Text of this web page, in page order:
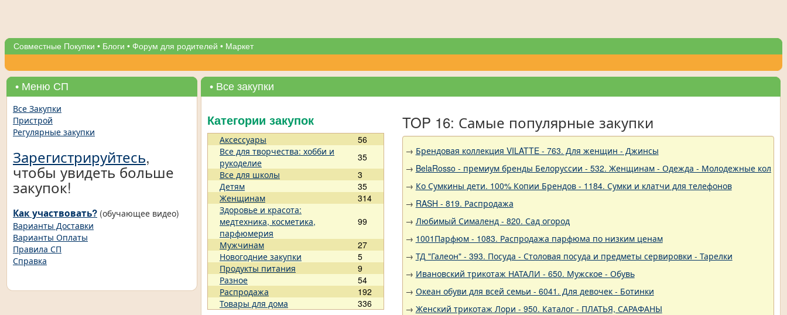
Совместные Покупки • Блоги • Форум для родителей • Маркет
• Меню СП
Все Закупки
Пристрой
Регулярные закупки
Зарегистрируйтесь,
чтобы увидеть больше
закупок!
Как участвовать? (обучающее видео)
Варианты Доставки
Варианты Оплаты
Правила СП
Справка
• Все закупки
Категории закупок
Аксессуары
56
Все для творчества: хобби и
рукоделие
35
Все для школы
3
Детям
35
Женщинам
314
Здоровье и красота:
медтехника, косметика,
парфюмерия
99
Мужчинам
27
Новогодние закупки
5
Продукты питания
9
Разное
54
Распродажа
192
Товары для дома
336
TOP 16: Самые популярные закупки
→ Брендовая коллекция VILATTE - 763. Для женщин - Джинсы
→ BelaRosso - премиум бренды Белоруссии - 532. Женщинам - Одежда - Молодежные
→ Ко Сумкины дети. 100% Копии Брендов - 1184. Сумки и клатчи для телефонов
→ RASH - 819. Распродажа
→ Любимый Сималенд - 820. Сад огород
→ 1001Парфюм - 1083. Распродажа парфюма по низким ценам
→ ТД "Галеон" - 393. Посуда - Столовая посуда и предметы сервировки - Тарелки
→ Ивановский трикотаж НАТАЛИ - 650. Мужское - Обувь
→ Океан обуви для всей семьи - 6041. Для девочек - Ботинки
→ Женский трикотаж Лори - 950. Каталог - ПЛАТЬЯ, САРАФАНЫ